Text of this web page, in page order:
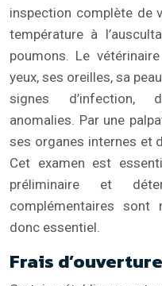
inspection complète de
température à
poumons. Le
yeux, ses oreilles, sa
signes d’infection,
anomalies. Par une
ses organes internes et
Cet examen est
préliminaire et
complémentaires sont
donc essentiel.
Frais